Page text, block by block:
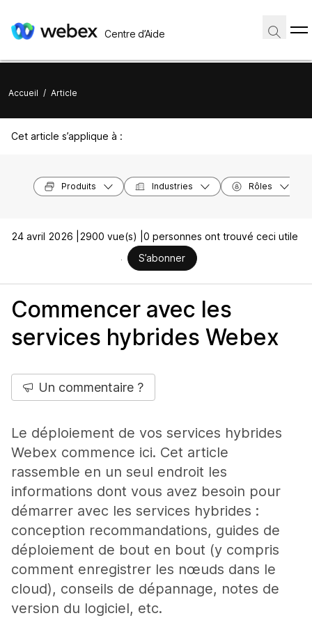
Centre d’Aide
Accueil / Article
Cet article s’applique à :
Produits Industries Rôles
24 avril 2026 | 2900 vue(s) | 0 personnes ont trouvé ceci utile
S’abonner
Commencer avec les
services hybrides Webex
Un commentaire ?
Le déploiement de vos services hybrides
Webex commence ici. Cet article
rassemble en un seul endroit les
informations dont vous avez besoin pour
démarrer avec les services hybrides :
conception recommandations, guides de
déploiement de bout en bout (y compris
comment enregistrer les nœuds dans le
cloud), conseils de dépannage, notes de
version du logiciel, etc.